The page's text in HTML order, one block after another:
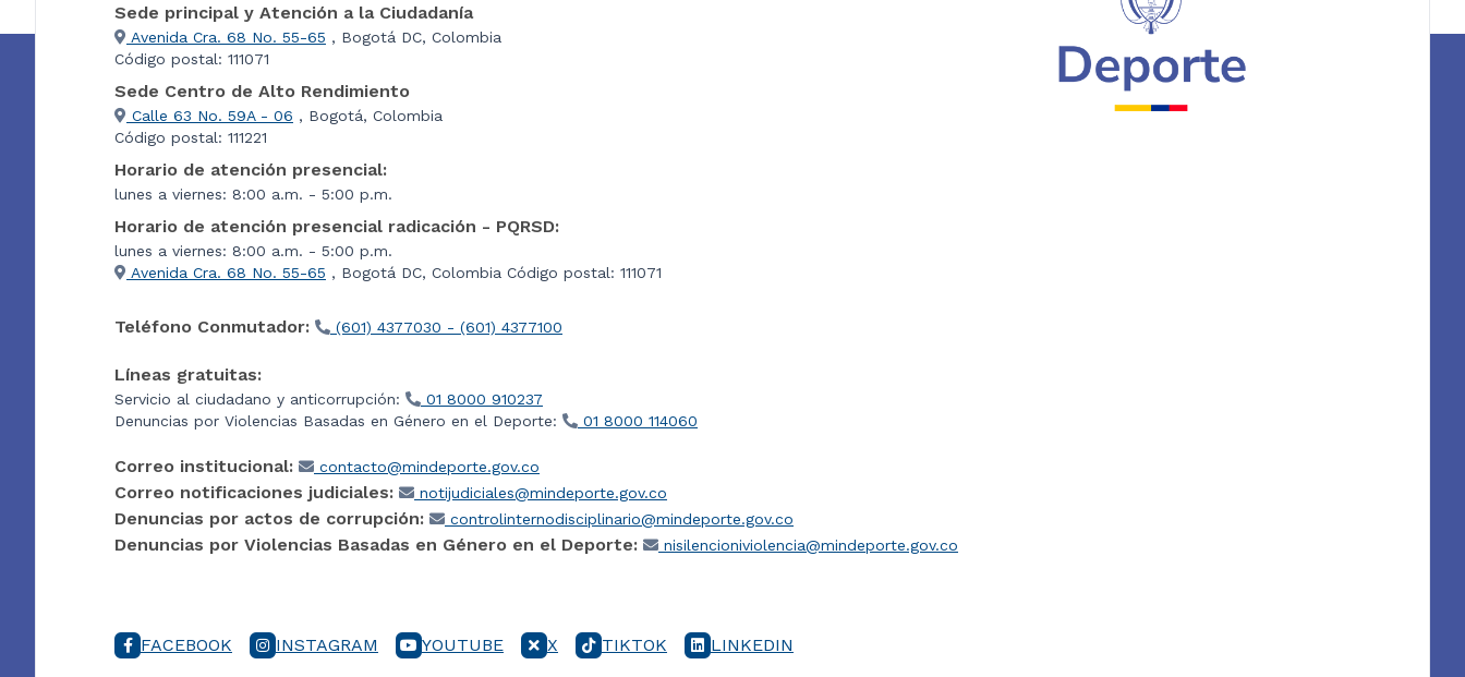
Sede principal y Atención a la Ciudadanía
Avenida Cra. 68 No. 55-65 , Bogotá DC, Colombia
Código postal: 111071
Sede Centro de Alto Rendimiento
Calle 63 No. 59A - 06 , Bogotá, Colombia
Código postal: 111221
Horario de atención presencial:
lunes a viernes: 8:00 a.m. - 5:00 p.m.
Horario de atención presencial radicación - PQRSD:
lunes a viernes: 8:00 a.m. - 5:00 p.m.
Avenida Cra. 68 No. 55-65 , Bogotá DC, Colombia Código postal: 111071
Teléfono Conmutador: (601) 4377030 - (601) 4377100
Líneas gratuitas:
Servicio al ciudadano y anticorrupción:
01 8000 910237
Denuncias por Violencias Basadas en Género en el Deporte:
01 8000 114060
Correo institucional: contacto@mindeporte.gov.co
Correo notificaciones judiciales: notijudiciales@mindeporte.gov.co
Denuncias por actos de corrupción: controlinternodisciplinario@mindeporte.gov.co
Denuncias por Violencias Basadas en Género en el Deporte: nisilencioniviolencia@mindeporte.gov.co
FACEBOOK INSTAGRAM YOUTUBE X TIKTOK LINKEDIN